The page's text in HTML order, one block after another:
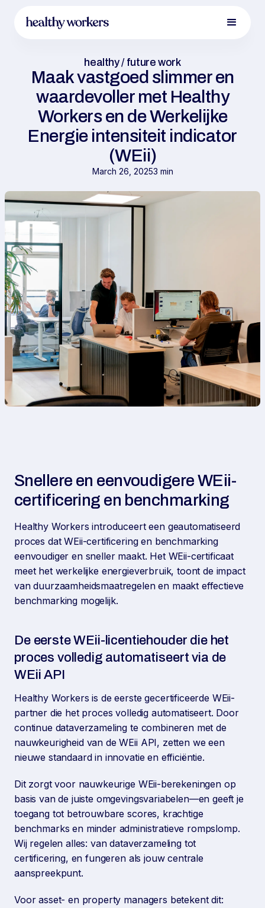
healthy / future work
Maak vastgoed slimmer en
waardevoller met Healthy
Workers en de Werkelijke
Energie intensiteit indicator
(WEii)
March 26, 20253 min
Snellere en eenvoudigere WEii-
certificering en benchmarking
Healthy Workers introduceert een geautomatiseerd
proces dat WEii-certificering en benchmarking
eenvoudiger en sneller maakt. Het WEii-certificaat
meet het werkelijke energieverbruik, toont de impact
van duurzaamheidsmaatregelen en maakt effectieve
benchmarking mogelijk.
De eerste WEii-licentiehouder die het
proces volledig automatiseert via de
WEii API
Healthy Workers is de eerste gecertificeerde WEii-
partner die het proces volledig automatiseert. Door
continue dataverzameling te combineren met de
nauwkeurigheid van de WEii API, zetten we een
nieuwe standaard in innovatie en efficiëntie.
Dit zorgt voor nauwkeurige WEii-berekeningen op
basis van de juiste omgevingsvariabelen—en geeft je
toegang tot betrouwbare scores, krachtige
benchmarks en minder administratieve rompslomp.
Wij regelen alles: van dataverzameling tot
certificering, en fungeren als jouw centrale
aanspreekpunt.
Voor asset- en property managers betekent dit: